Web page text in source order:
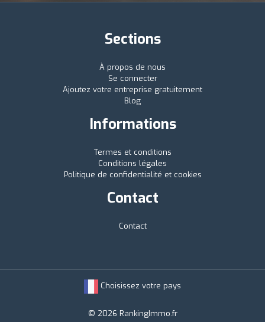
Sections
À propos de nous
Se connecter
Ajoutez votre entreprise gratuitement
Blog
Informations
Termes et conditions
Conditions légales
Politique de confidentialité et cookies
Contact
Contact
Choisissez votre pays
© 2026 RankingImmo.fr